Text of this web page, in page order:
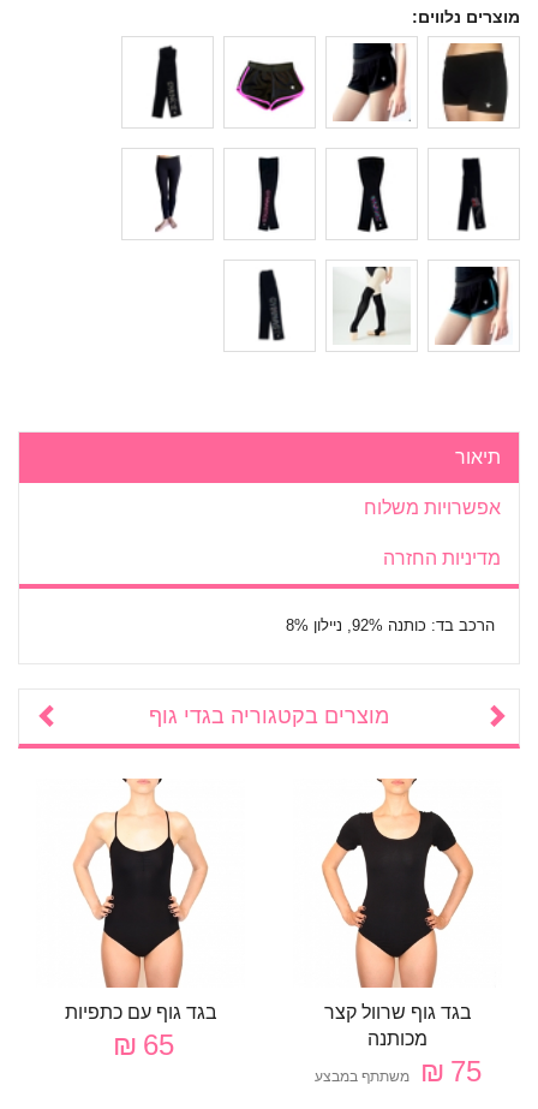
מוצרים נלווים:
תיאור
אפשרויות משלוח
מדיניות החזרה
הרכב בד: כותנה 92%, ניילון 8%
מוצרים בקטגוריה בגדי גוף
בגד גוף שרוול קצר
מכותנה
75 ₪ משתתף במבצע
בגד גוף עם כתפיות
65 ₪